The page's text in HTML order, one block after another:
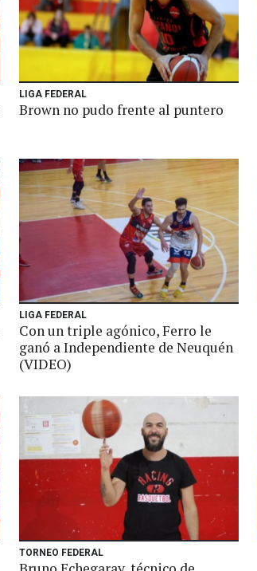
LIGA FEDERAL
Brown no pudo frente al puntero
LIGA FEDERAL
Con un triple agónico, Ferro le
ganó a Independiente de Neuquén
(VIDEO)
TORNEO FEDERAL